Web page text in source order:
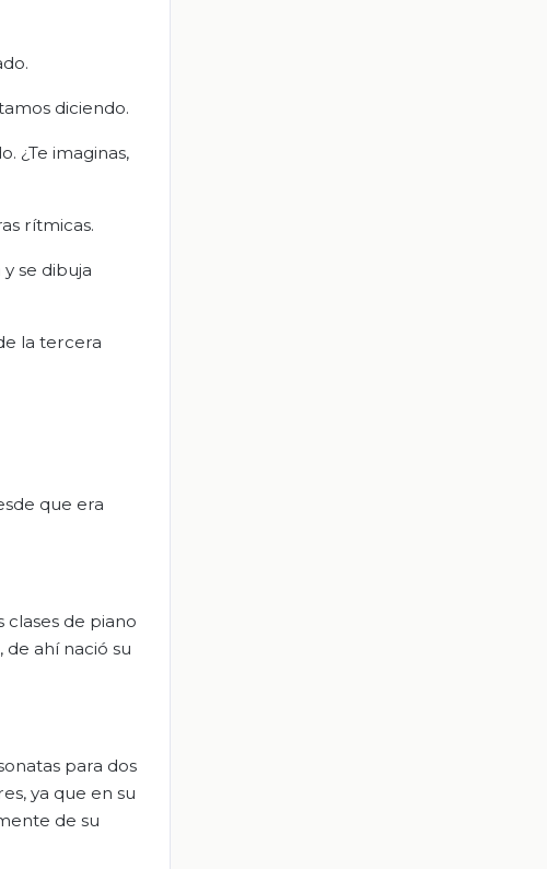
diciendo.
¿Te imaginas,
rítmicas.
se dibuja
la tercera
que era
de piano
ahí nació su
para dos
ya que en su
de su